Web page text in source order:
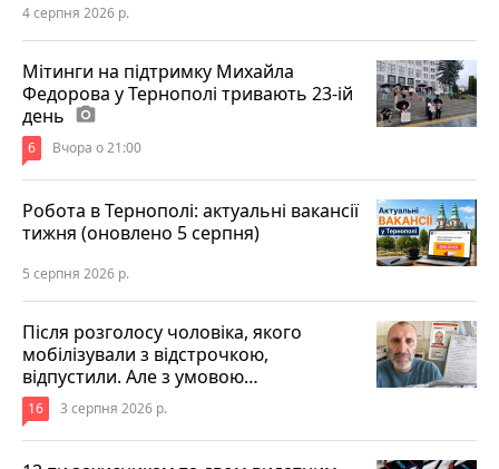
4 серпня 2026 р.
Мітинги на підтримку Михайла
Федорова у Тернополі тривають 23-ій
день photo_camera
6 Вчора о 21:00
Робота в Тернополі: актуальні вакансії
тижня (оновлено 5 серпня)
5 серпня 2026 р.
Після розголосу чоловіка, якого
мобілізували з відстрочкою,
відпустили. Але з умовою…
16 3 серпня 2026 р.